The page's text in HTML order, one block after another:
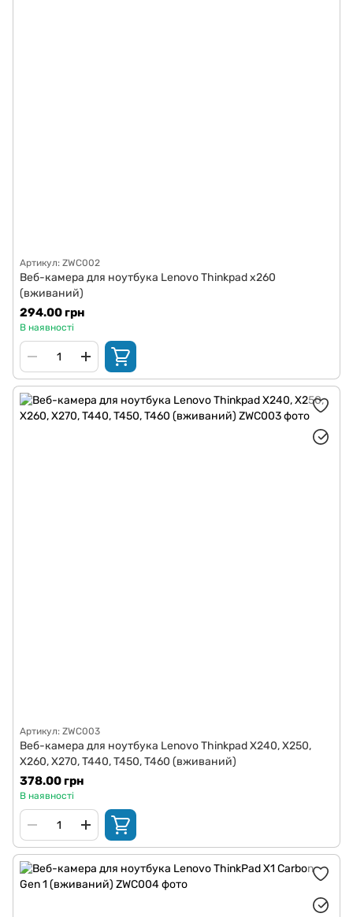
Артикул: ZWC002
Веб-камера для ноутбука Lenovo Thinkpad x260
(вживаний)
294.00 грн
В наявності
Артикул: ZWC003
Веб-камера для ноутбука Lenovo Thinkpad X240, X250,
X260, X270, T440, T450, T460 (вживаний)
378.00 грн
В наявності